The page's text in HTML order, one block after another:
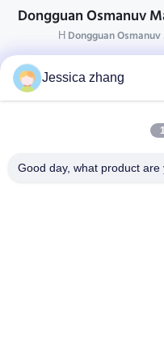
Dongguan Osmanuv
Η Dongguan
28 δεύτερος ο
DongGuan, Guangdong,
Jessica zhang
Good day, what product